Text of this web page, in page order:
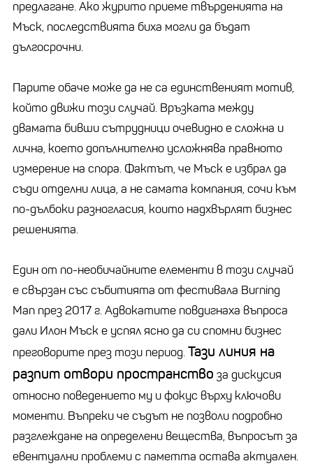
предлагане. Ако журито приеме твърденията на
Мъск, последствията биха могли да бъдат
дългосрочни.
Парите обаче може да не са единственият мотив,
който движи този случай. Връзката между
двамата бивши сътрудници очевидно е сложна и
лична, което допълнително усложнява правното
измерение на спора. Фактът, че Мъск е избрал да
съди отделни лица, а не самата компания, сочи към
по-дълбоки разногласия, които надхвърлят бизнес
решенията.
Един от по-необичайните елементи в този случай
е свързан със събитията от фестивала Burning
Man през 2017 г. Адвокатите повдигнаха въпроса
дали Илон Мъск е успял ясно да си спомни бизнес
преговорите през този период.Тази линия на
разпит отвори пространство за дискусия
относно поведението му и фокус върху ключови
моменти. Въпреки че съдът не позволи подробно
разглеждане на определени вещества, въпросът за
евентуални проблеми с паметта остава актуален.